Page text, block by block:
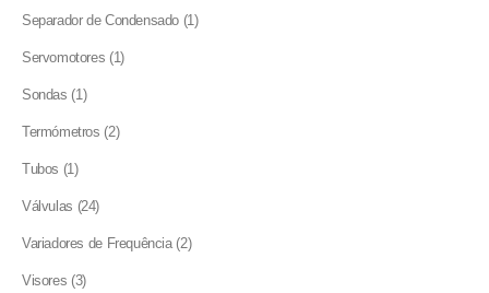
Separador de Condensado 11
Servomotores 11
Sondas 11
Termómetros 22
Tubos 11
Válvulas 2424
Variadores de Frequência 22
Visores 33